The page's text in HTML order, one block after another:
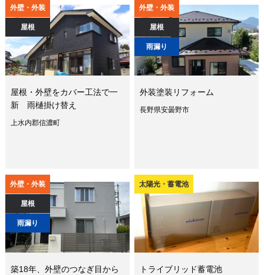
外壁・外装
屋根
屋根・外壁をカバー工法で一
新 雨樋掛け替え
上水内郡信濃町
外壁・外装
屋根
雨漏り
外装塗装リフォーム
長野県安曇野市
外壁・外装
屋根
雨漏り
築18年、外壁のつなぎ目から
太陽光・蓄電池
トライブリッド蓄電池